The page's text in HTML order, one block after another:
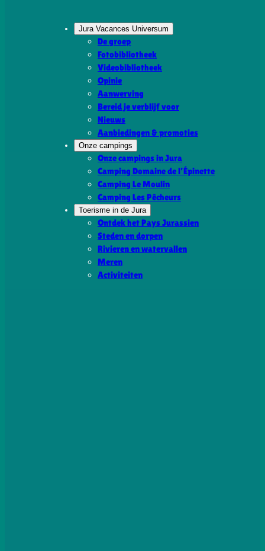
Jura Vacances Universum
De groep
Fotobibliotheek
Videobibliotheek
Opinie
Aanwerving
Bereid je verblijf voor
Nieuws
Aanbiedingen & promoties
Onze campings
Onze campings in Jura
Camping Domaine de l’Épinette
Camping Le Moulin
Camping Les Pêcheurs
Toerisme in de Jura
Ontdek het Pays Jurassien
Steden en dorpen
Rivieren en watervallen
Meren
Activiteiten